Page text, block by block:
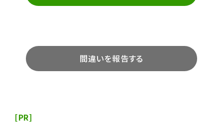
間違いを報告する
[PR]